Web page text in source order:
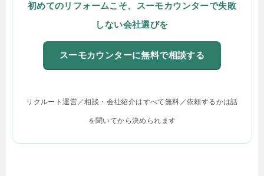
初めてのリフォームこそ、スーモカウンターで失敗
しない会社選びを
スーモカウンターに無料で相談する
リクルート運営／相談・会社紹介はすべて無料／依頼するかは話
を聞いてから決められます